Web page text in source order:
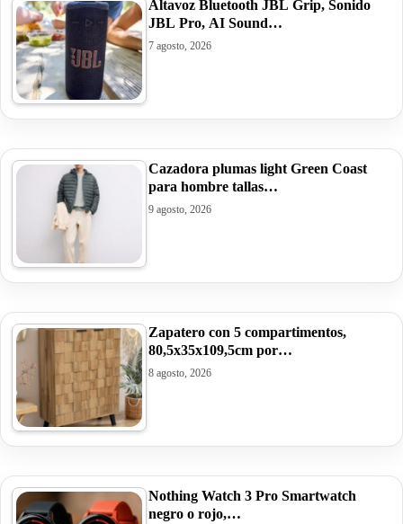
Altavoz Bluetooth JBL Grip, Sonido
JBL Pro, AI Sound…
7 agosto, 2026
Cazadora plumas light Green Coast
para hombre tallas…
9 agosto, 2026
Zapatero con 5 compartimentos,
80,5x35x109,5cm por…
8 agosto, 2026
Nothing Watch 3 Pro Smartwatch
negro o rojo,…